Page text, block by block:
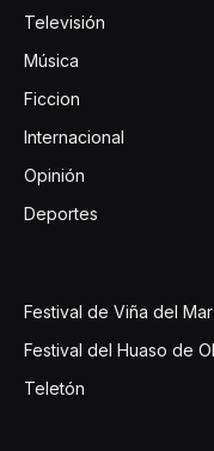
Televisión
Música
Ficcion
Internacional
Opinión
Deportes
Festival de Viña del Mar
Festival del Huaso de
Teletón